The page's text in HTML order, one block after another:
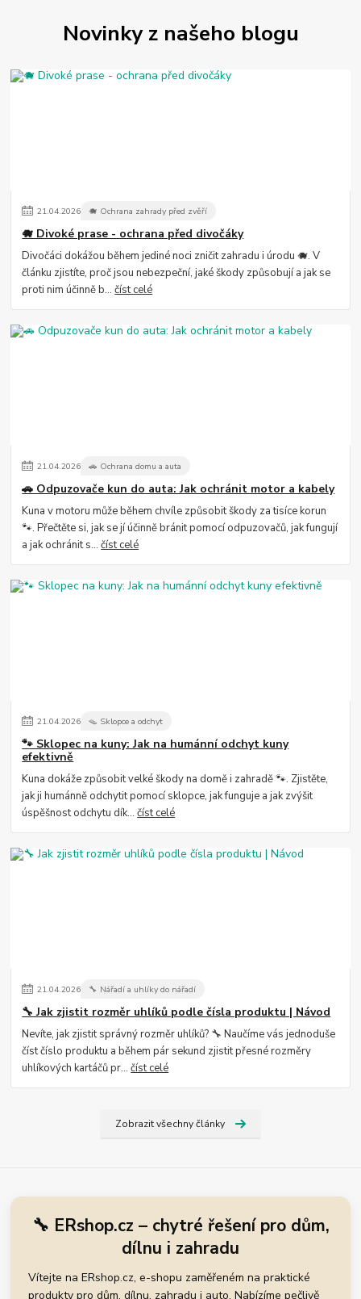
Novinky z našeho blogu
21.04.2026 🐗 Ochrana zahrady před zvěří
🐗 Divoké prase - ochrana před divočáky
Divočáci dokážou během jediné noci zničit zahradu i úrodu 🐗. V
článku zjistíte, proč jsou nebezpeční, jaké škody způsobují a jak se
proti nim účinně b...číst celé
21.04.2026 🚗 Ochrana domu a auta
🚗 Odpuzovače kun do auta: Jak ochránit motor a kabely
Kuna v motoru může během chvíle způsobit škody za tisíce korun
🐾. Přečtěte si, jak se jí účinně bránit pomocí odpuzovačů, jak fungují
a jak ochránit s...číst celé
21.04.2026 🪤 Sklopce a odchyt
🐾 Sklopec na kuny: Jak na humánní odchyt kuny
efektivně
Kuna dokáže způsobit velké škody na domě i zahradě 🐾. Zjistěte,
jak ji humánně odchytit pomocí sklopce, jak funguje a jak zvýšit
úspěšnost odchytu dík...číst celé
21.04.2026 🔧 Nářadí a uhlíky do nářadí
🔧 Jak zjistit rozměr uhlíků podle čísla produktu | Návod
Nevíte, jak zjistit správný rozměr uhlíků? 🔧 Naučíme vás jednoduše
číst číslo produktu a během pár sekund zjistit přesné rozměry
uhlíkových kartáčů pr...číst celé
Zobrazit všechny články
🔧 ERshop.cz – chytré řešení pro dům,
dílnu i zahradu
Vítejte na ERshop.cz, e-shopu zaměřeném na praktické
produkty pro dům, dílnu, zahradu i auto. Nabízíme pečlivě